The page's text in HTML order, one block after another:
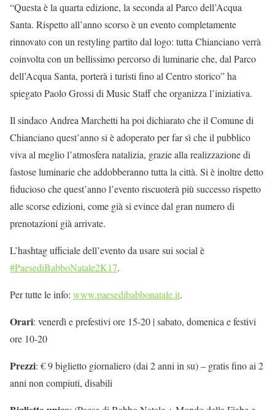
“Questa è la quarta edizione, la seconda al Parco dell’Acqua
Santa. Rispetto all’anno scorso è un evento completamente
rinnovato con un restyling partito dal logo: tutta Chianciano verrà
coinvolta con un bellissimo percorso di luminarie che, dal Parco
dell’Acqua Santa, porterà i turisti fino al Centro storico” ha
spiegato Paolo Grossi di Music Staff che organizza l’iniziativa.
Il sindaco Andrea Marchetti ha poi dichiarato che il Comune di
Chianciano quest’anno si è adoperato per far sì che il pubblico
viva al meglio l’atmosfera natalizia, grazie alla realizzazione di
fastose luminarie che addobberanno tutta la città. Si è inoltre detto
fiducioso che quest’anno l’evento riscuoterà più successo rispetto
alle scorse edizioni, come già si evince dal gran numero di
prenotazioni già arrivate.
L’hashtag ufficiale dell’evento da usare sui social è
#PaesediBabboNatale2K17.
Per tutte le info: www.paesedibabbonatale.it.
Orari: venerdì e prefestivi ore 15-20 | sabato, domenica e festivi
ore 10-20
Prezzi: € 9 biglietto giornaliero (dai 2 anni in su) – gratis fino ai 2
anni non compiuti, disabili